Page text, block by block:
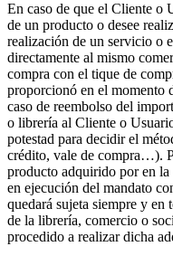
En caso de que el Cliente o
de un producto o desee
realización de un servicio o
directamente al mismo
compra con el tique de
proporcionó en el momento
caso de reembolso del
o librería al Cliente o
potestad para decidir el
crédito, vale de compra…).
producto adquirido por en la
en ejecución del mandato
quedará sujeta siempre y
de la librería, comercio o
procedido a realizar dicha